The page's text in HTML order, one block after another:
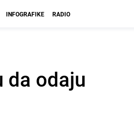
INFOGRAFIKE RADIO
da odaju